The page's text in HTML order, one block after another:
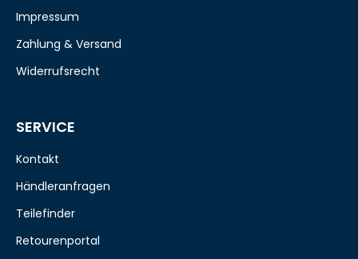
Impressum
Zahlung & Versand
Widerrufsrecht
SERVICE
Kontakt
Händleranfragen
Teilefinder
Retourenportal